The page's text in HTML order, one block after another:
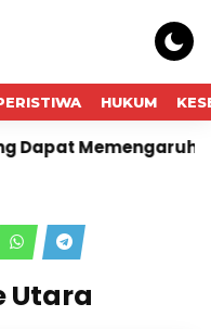
HUKUM
Memengaruhi
Utara